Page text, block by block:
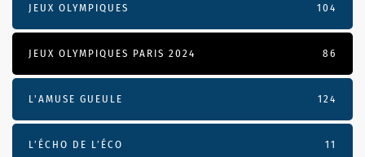
JEUX OLYMPIQUES 104
JEUX OLYMPIQUES PARIS 2024 86
L'AMUSE GUEULE 124
L’ÉCHO DE L’ÉCO 11